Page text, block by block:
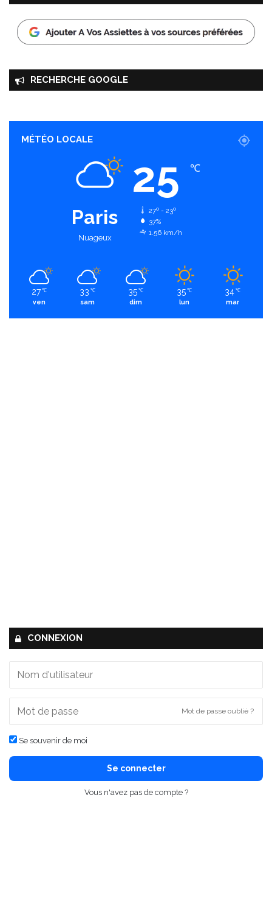
RECHERCHE GOOGLE
MÉTÉO LOCALE
Paris
Nuageux
25 ℃
27º - 23º
37%
1.56 km/h
27 ℃
ven
33 ℃
sam
35 ℃
dim
35 ℃
lun
34 ℃
mar
CONNEXION
Mot de passe oublié ?
Se souvenir de moi
Se connecter
Vous n'avez pas de compte ?